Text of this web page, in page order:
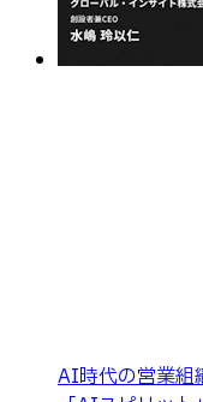
AI時代の営業組